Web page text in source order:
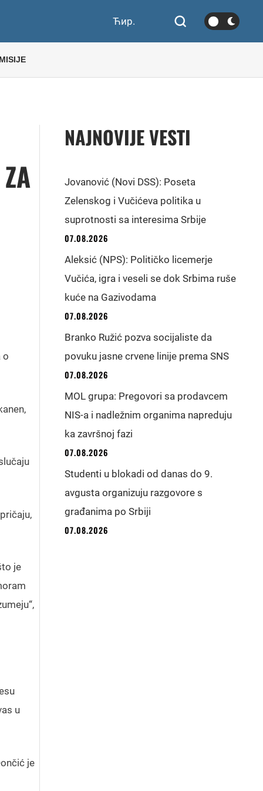
Ћир.
o
je
u
je
NAJNOVIJE VESTI
Jovanović (Novi DSS): Poseta
Zelenskog i Vučićeva politika u
suprotnosti sa interesima Srbije
07.08.2026
Aleksić (NPS): Političko licemerje
Vučića, igra i veseli se dok Srbima ruše
kuće na Gazivodama
07.08.2026
Branko Ružić pozva socijaliste da
povuku jasne crvene linije prema SNS
07.08.2026
MOL grupa: Pregovori sa prodavcem
NIS-a i nadležnim organima napreduju
ka završnoj fazi
07.08.2026
Studenti u blokadi od danas do 9.
avgusta organizuju razgovore s
građanima po Srbiji
07.08.2026